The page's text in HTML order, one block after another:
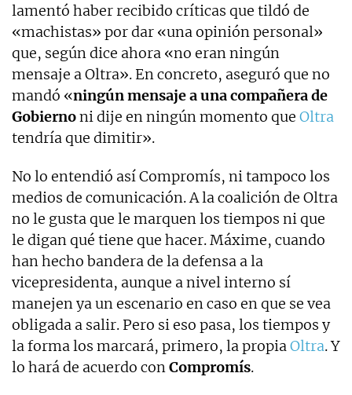
lamentó haber recibido críticas que tildó de
«machistas» por dar «una opinión personal»
que, según dice ahora «no eran ningún
mensaje a Oltra». En concreto, aseguró que no
mandó «ningún mensaje a una compañera de
Gobiernoni dije en ningún momento que Oltra
tendría que dimitir».
No lo entendió así Compromís, ni tampoco los
medios de comunicación. A la coalición de Oltra
no le gusta que le marquen los tiempos ni que
le digan qué tiene que hacer. Máxime, cuando
han hecho bandera de la defensa a la
vicepresidenta, aunque a nivel interno sí
manejen ya un escenario en caso en que se vea
obligada a salir. Pero si eso pasa, los tiempos y
la forma los marcará, primero, la propiaOltra. Y
lo hará de acuerdo conCompromís.